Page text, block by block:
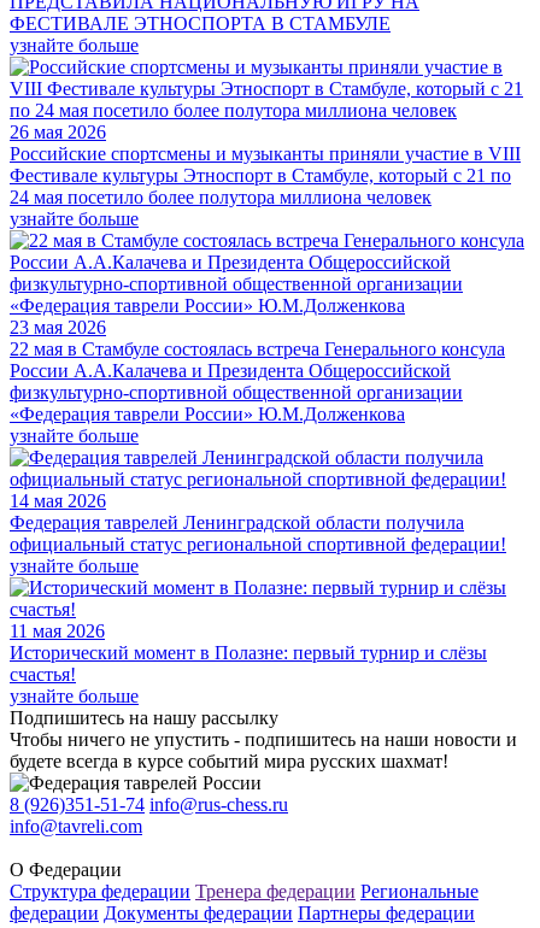
ФЕСТИВАЛЕ ЭТНОСПОРТА В СТАМБУЛЕ
узнайте больше
26 мая 2026
Российские спортсмены и музыканты приняли участие в VIII
Фестивале культуры Этноспорт в Стамбуле, который с 21 по
24 мая посетило более полутора миллиона человек
узнайте больше
23 мая 2026
22 мая в Стамбуле состоялась встреча Генерального консула
России А.А.Калачева и Президента Общероссийской
физкультурно-спортивной общественной организации
«Федерация таврели России» Ю.М.Долженкова
узнайте больше
14 мая 2026
Федерация таврелей Ленинградской области получила
официальный статус региональной спортивной федерации!
узнайте больше
11 мая 2026
Исторический момент в Полазне: первый турнир и слёзы
счастья!
узнайте больше
Подпишитесь на нашу рассылку
Чтобы ничего не упустить - подпишитесь на наши новости и
будете всегда в курсе событий мира русских шахмат!
8 (926)351-51-74 info@rus-chess.ru
info@tavreli.com
О Федерации
Структура федерации Тренера федерации Региональные
федерации Документы федерации Партнеры федерации